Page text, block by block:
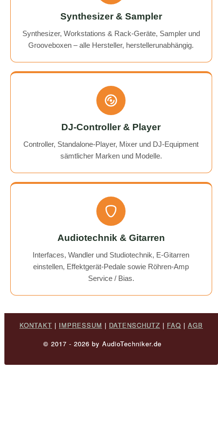
Synthesizer & Sampler
Synthesizer, Workstations & Rack-Geräte, Sampler und
Grooveboxen – alle Hersteller, herstellerunabhängig.
DJ-Controller & Player
Controller, Standalone-Player, Mixer und DJ-Equipment
sämtlicher Marken und Modelle.
Audiotechnik & Gitarren
Interfaces, Wandler und Studiotechnik, E-Gitarren
einstellen, Effektgerät-Pedale sowie Röhren-Amp
Service / Bias.
KONTAKT | IMPRESSUM | DATENSCHUTZ | FAQ | AGB
© 2017 - 2026 by AudioTechniker.de